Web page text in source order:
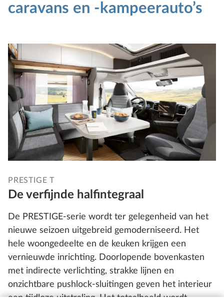
caravans en -kampeerauto’s
PRESTIGE T
De verfijnde halfintegraal
De PRESTIGE-serie wordt ter gelegenheid van het
nieuwe seizoen uitgebreid gemoderniseerd. Het
hele woongedeelte en de keuken krijgen een
vernieuwde inrichting. Doorlopende bovenkasten
met indirecte verlichting, strakke lijnen en
onzichtbare pushlock-sluitingen geven het interieur
een tijdloze uitstraling. Het totaalbeeld wordt